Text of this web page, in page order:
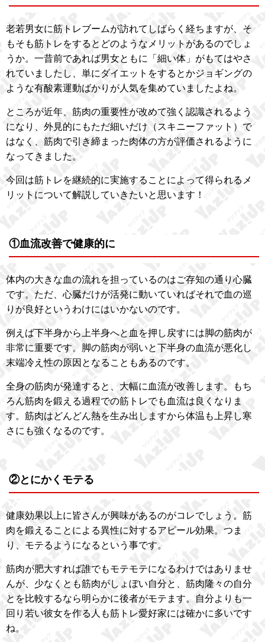
老若男女に筋トレブームが訪れてしばらく経ちますが、そ
もそも筋トレをするとどのようなメリットがあるのでしょ
うか。一昔前であれば男女ともに「細い体」がもてはやさ
れていましたし、単にダイエットをするとかジョギングの
ような有酸素運動ばかりが人気を集めていましたよね。
ところが近年、筋肉の重要性が改めて強く認識されるよう
になり、外見的にもただ細いだけ（スキニーファット）で
はなく、筋肉で引き締まった肉体の方が評価されるように
なってきました。
今回は筋トレを継続的に実施することによって得られるメ
リットについて解説していきたいと思います！
①血流改善で健康的に
体内の大きな血の流れを担っているのはご存知の通り心臓
です。ただ、心臓だけが活発に動いていればそれで血の巡
りが良好というわけにはいかないのです。
例えば下半身から上半身へと血を押し戻すには脚の筋肉が
非常に重要です。脚の筋肉が弱いと下半身の血流が悪化し
末端冷え性の原因となることもあるのです。
全身の筋肉が発達すると、大幅に血流が改善します。もち
ろん筋肉を鍛える過程での筋トレでも血流は良くなりま
す。筋肉はどんどん熱を生み出しますから体温も上昇し寒
さにも強くなるのです。
②とにかくモテる
健康効果以上に皆さんが興味があるのがコレでしょう。筋
肉を鍛えることによる異性に対するアピール効果。つま
り、モテるようになるという事です。
筋肉が肥大すれば誰でもモテモテになるわけではありませ
んが、少なくとも筋肉がしょぼい自分と、筋肉隆々の自分
とを比較するなら明らかに後者がモテます。自分よりも一
回り若い彼女を作る人も筋トレ愛好家には確かに多いです
ね。